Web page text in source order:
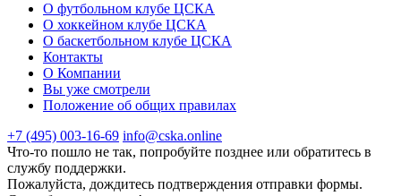
О футбольном клубе ЦСКА
О хоккейном клубе ЦСКА
О баскетбольном клубе ЦСКА
Контакты
О Компании
Вы уже смотрели
Положение об общих правилах
+7 (495) 003-16-69 info@cska.online
Что-то пошло не так, попробуйте позднее или обратитесь в
службу поддержки.
Пожалуйста, дождитесь подтверждения отправки формы.